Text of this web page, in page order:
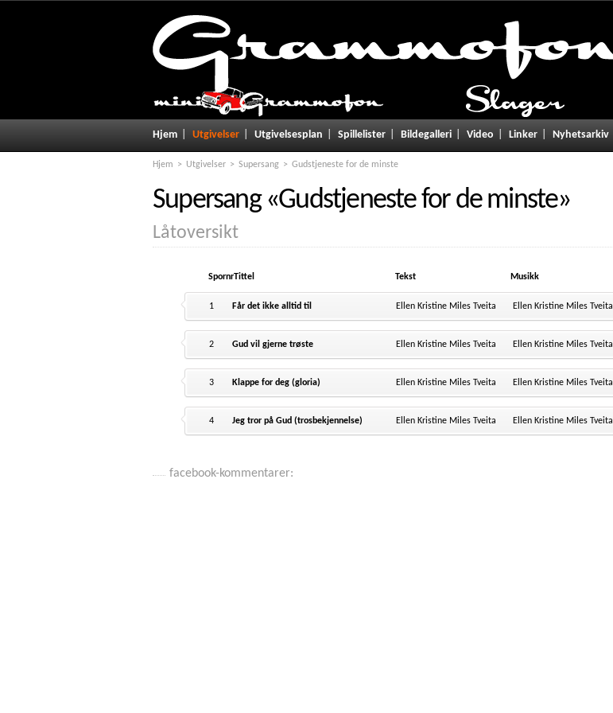
Hjem Utgivelser Utgivelsesplan Spillelister Bildegalleri Video Linker Nyhetsarkiv
Hjem Utgivelser Supersang Gudstjeneste for de minste
Supersang«Gudstjeneste for de minste»
Låtoversikt
SpornrTittel Tekst Musikk
1 Får det ikke alltid til Ellen Kristine Miles Tveita Ellen Kristine Miles Tveita
2 Gud vil gjerne trøste Ellen Kristine Miles Tveita Ellen Kristine Miles Tveita
3 Klappe for deg (gloria) Ellen Kristine Miles Tveita Ellen Kristine Miles Tveita
4 Jeg tror på Gud (trosbekjennelse) Ellen Kristine Miles Tveita Ellen Kristine Miles Tveita